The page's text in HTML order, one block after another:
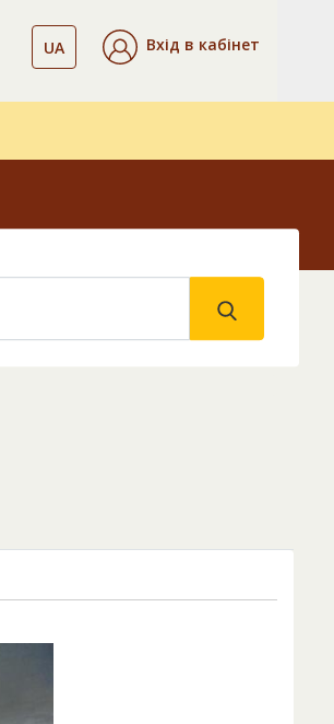
UA Вхід в кабінет